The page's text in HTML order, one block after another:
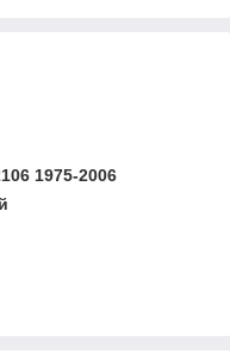
1975-2006